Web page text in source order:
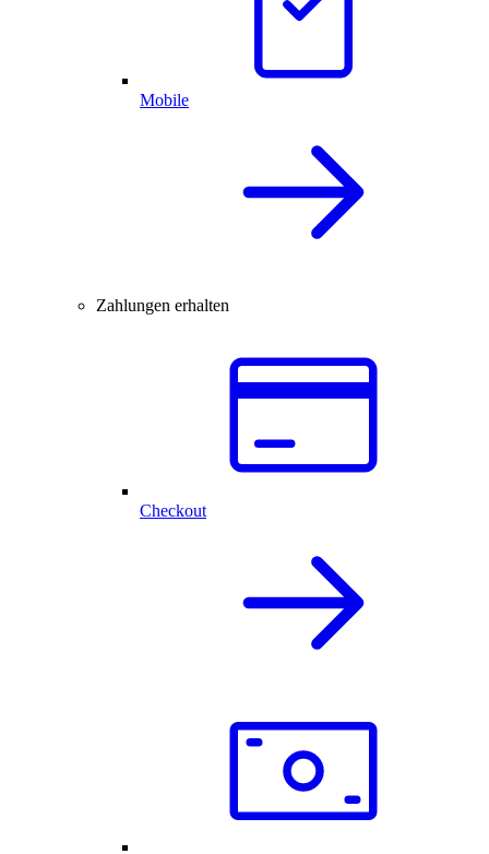
Mobile
Zahlungen erhalten
Checkout